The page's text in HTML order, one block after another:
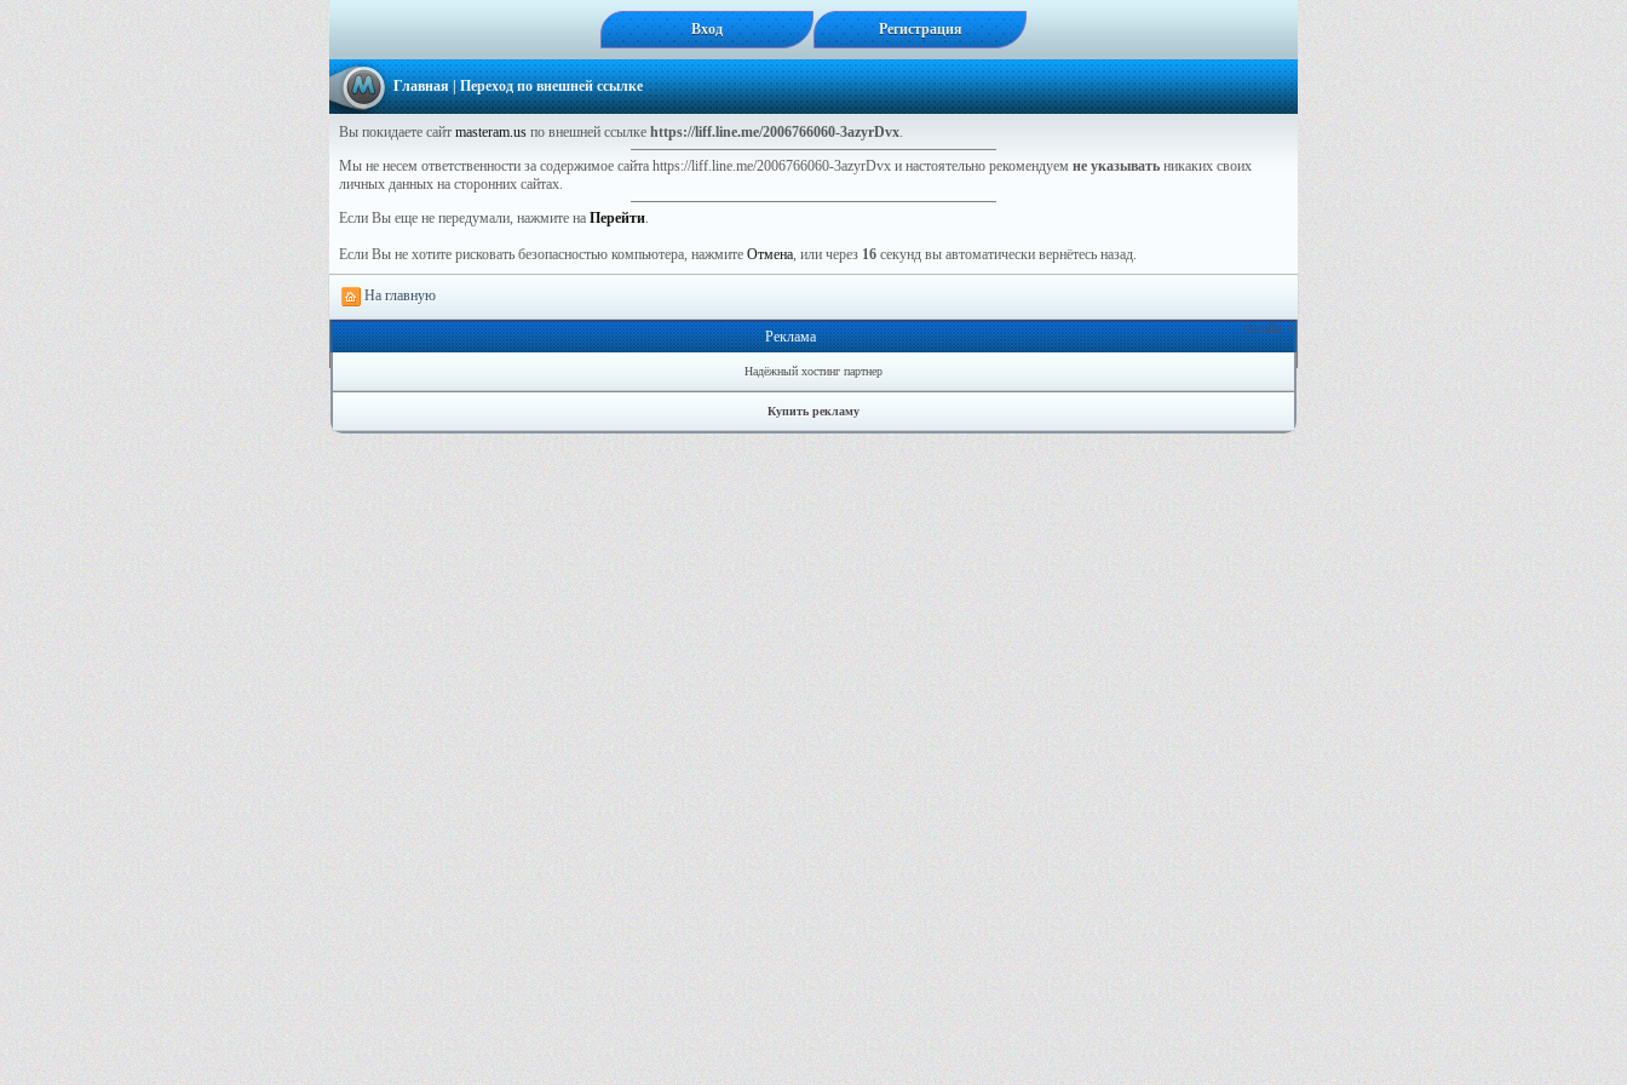
Вход Регистрация
Главная| Переход по внешней ссылке
Вы покидаете сайт masteram.us по внешней ссылке https://liff.line.me/2006766060-3azyrDvx.
Мы не несем ответственности за содержимое сайта https://liff.line.me/2006766060-3azyrDvx и настоятельно рекомендуем не указывать никаких своих
личных данных на сторонних сайтах.
Если Вы еще не передумали, нажмите на Перейти.
Если Вы не хотите рисковать безопасностью компьютера, нажмите Отмена, или через 16 секунд вы автоматически вернётесь назад.
На главную
Онлайн: 1
Реклама
Надёжный хостинг партнер
Купить рекламу